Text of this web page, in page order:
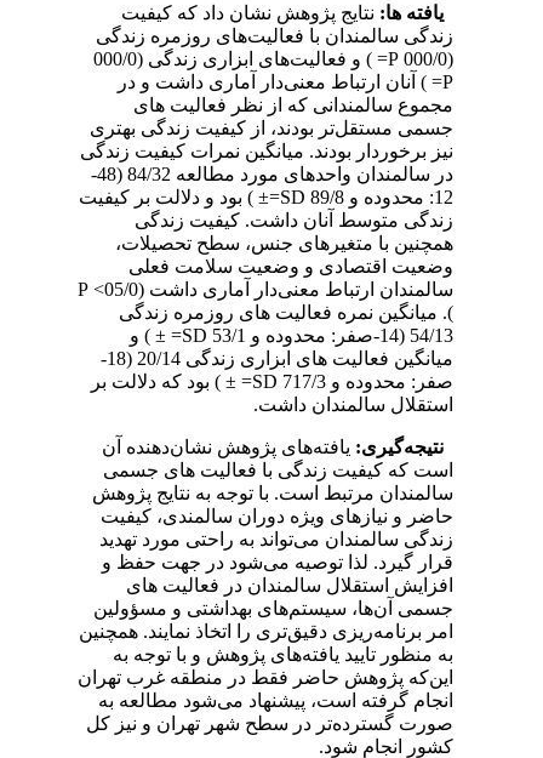
یافته ها:نتایج پژوهش نشان داد که کیفیت
زندگی سالمندان با فعالیت‌های روزمره زندگی
(000/0 P= ) و فعالیت‌های ابزاری زندگی (000/0
P= ) آنان ارتباط معنی‌دار آماری داشت و در
مجموع سالمندانی که از نظر فعالیت های
جسمی مستقل‌تر بودند، از کیفیت زندگی بهتری
نیز برخوردار بودند. میانگین نمرات کیفیت زندگی
در سالمندان واحدهای مورد مطالعه 84/32 (48-
12: محدوده و 89/8 SD=± ) بود و دلالت بر کیفیت
زندگی متوسط آنان داشت. کیفیت زندگی
همچنین با متغیرهای جنس، سطح تحصیلات،
وضعیت اقتصادی و وضعیت سلامت فعلی
سالمندان ارتباط معنی‌دار آماری داشت (05/0> P
). میانگین نمره فعالیت های روزمره زندگی
54/13 (14-صفر: محدوده و 53/1 SD= ± ) و
میانگین فعالیت های ابزاری زندگی 20/14 (18-
صفر: محدوده و 717/3 SD= ± ) بود که دلالت بر
استقلال سالمندان داشت.
نتیجه‌گیری:یافته‌های پژوهش نشان‌دهنده آن
است که کیفیت زندگی با فعالیت های جسمی
سالمندان مرتبط است. با توجه به نتایج پژوهش
حاضر و نیازهای ویژه دوران سالمندی، کیفیت
زندگی سالمندان می‌تواند به راحتی مورد تهدید
قرار گیرد. لذا توصیه می‌شود در جهت حفظ و
افزایش استقلال سالمندان در فعالیت های
جسمی آن‌ها، سیستم‌های بهداشتی و مسؤولین
امر برنامه‌ریزی دقیق‌تری را اتخاذ نمایند. همچنین
به منظور تایید یافته‌های پژوهش و با توجه به
این‌که پژوهش حاضر فقط در منطقه غرب تهران
انجام گرفته است، پیشنهاد می‌شود مطالعه به
صورت گسترده‌تر در سطح شهر تهران و نیز کل
کشور انجام شود.